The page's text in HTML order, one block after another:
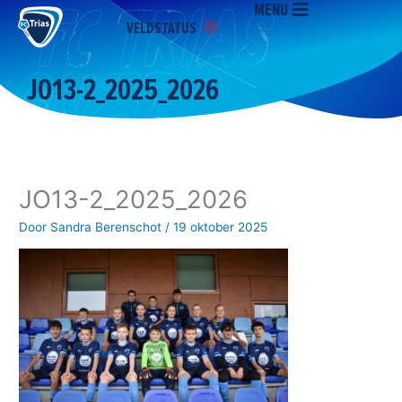
naar
inhoud
VELDSTATUS
MENU
JO13-2_2025_2026
JO13-2_2025_2026
Door Sandra Berenschot /19 oktober 2025